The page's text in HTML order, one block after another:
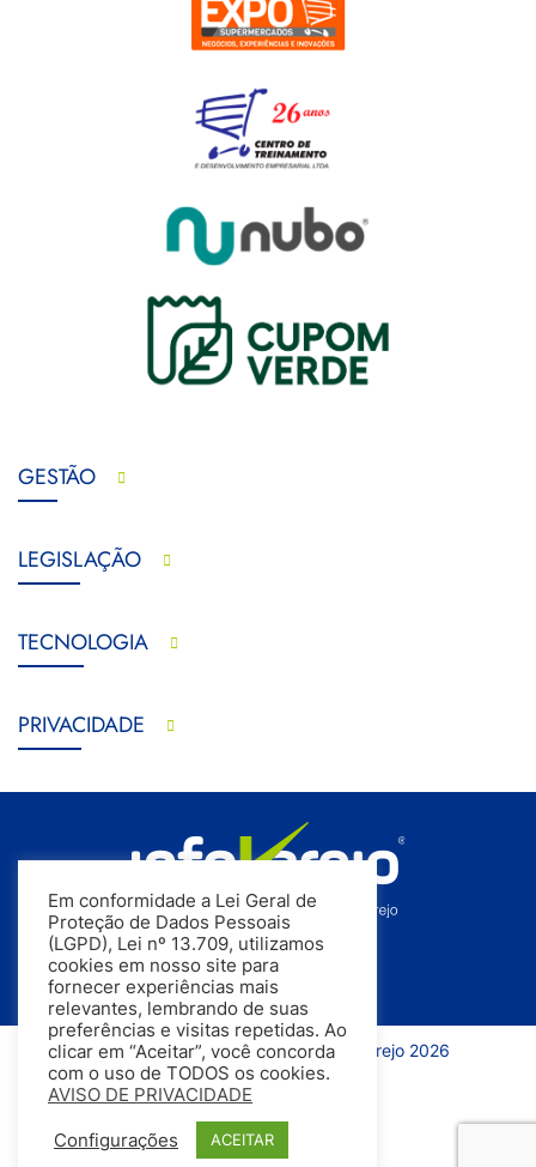
GESTÃO
LEGISLAÇÃO
TECNOLOGIA
PRIVACIDADE
Todos os direitos reservados | InfoVarejo 2026
Em conformidade a Lei Geral de
Proteção de Dados Pessoais
(LGPD), Lei nº 13.709, utilizamos
cookies em nosso site para
fornecer experiências mais
relevantes, lembrando de suas
preferências e visitas repetidas. Ao
clicar em “Aceitar”, você concorda
com o uso de TODOS os cookies.
AVISO DE PRIVACIDADE
Configurações ACEITAR